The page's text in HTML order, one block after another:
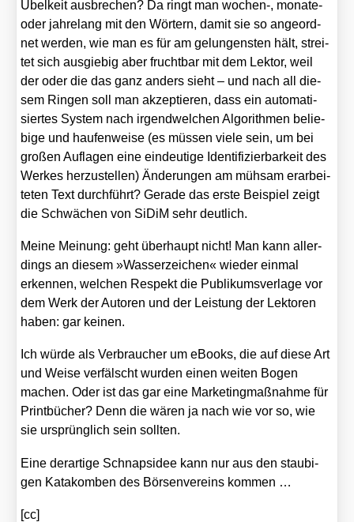
Übel­keit aus­bre­chen? Da ringt man wochen‑, mona­te-
oder jah­re­lang mit den Wör­tern, damit sie so ange­ord­
net wer­den, wie man es für am gelun­gens­ten hält, strei­
tet sich aus­gie­big aber frucht­bar mit dem Lek­tor, weil
der oder die das ganz anders sieht – und nach all die­
sem Rin­gen soll man akzep­tie­ren, dass ein auto­ma­ti­
sier­tes Sys­tem nach irgend­wel­chen Algo­rith­men belie­
bi­ge und hau­fen­wei­se (es müs­sen vie­le sein, um bei
gro­ßen Auf­la­gen eine ein­deu­ti­ge Iden­ti­fi­zier­bar­keit des
Wer­kes her­zu­stel­len) Ände­run­gen am müh­sam erar­bei­
te­ten Text durch­führt? Gera­de das ers­te Bei­spiel zeigt
die Schwä­chen von SiDiM sehr deut­lich.
Mei­ne Mei­nung: geht über­haupt nicht! Man kann aller­
dings an die­sem »Was­ser­zei­chen« wie­der ein­mal
erken­nen, wel­chen Respekt die Publi­kums­ver­la­ge vor
dem Werk der Autoren und der Leis­tung der Lek­to­ren
haben: gar kei­nen.
Ich wür­de als Ver­brau­cher um eBooks, die auf die­se Art
und Wei­se ver­fälscht wur­den einen wei­ten Bogen
machen. Oder ist das gar eine Mar­ke­ting­maß­nah­me für
Print­bü­cher? Denn die wären ja nach wie vor so, wie
sie ursprüng­lich sein soll­ten.
Eine der­ar­ti­ge Schnaps­idee kann nur aus den stau­bi­
gen Kata­kom­ben des Bör­sen­ver­eins kom­men …
[cc]